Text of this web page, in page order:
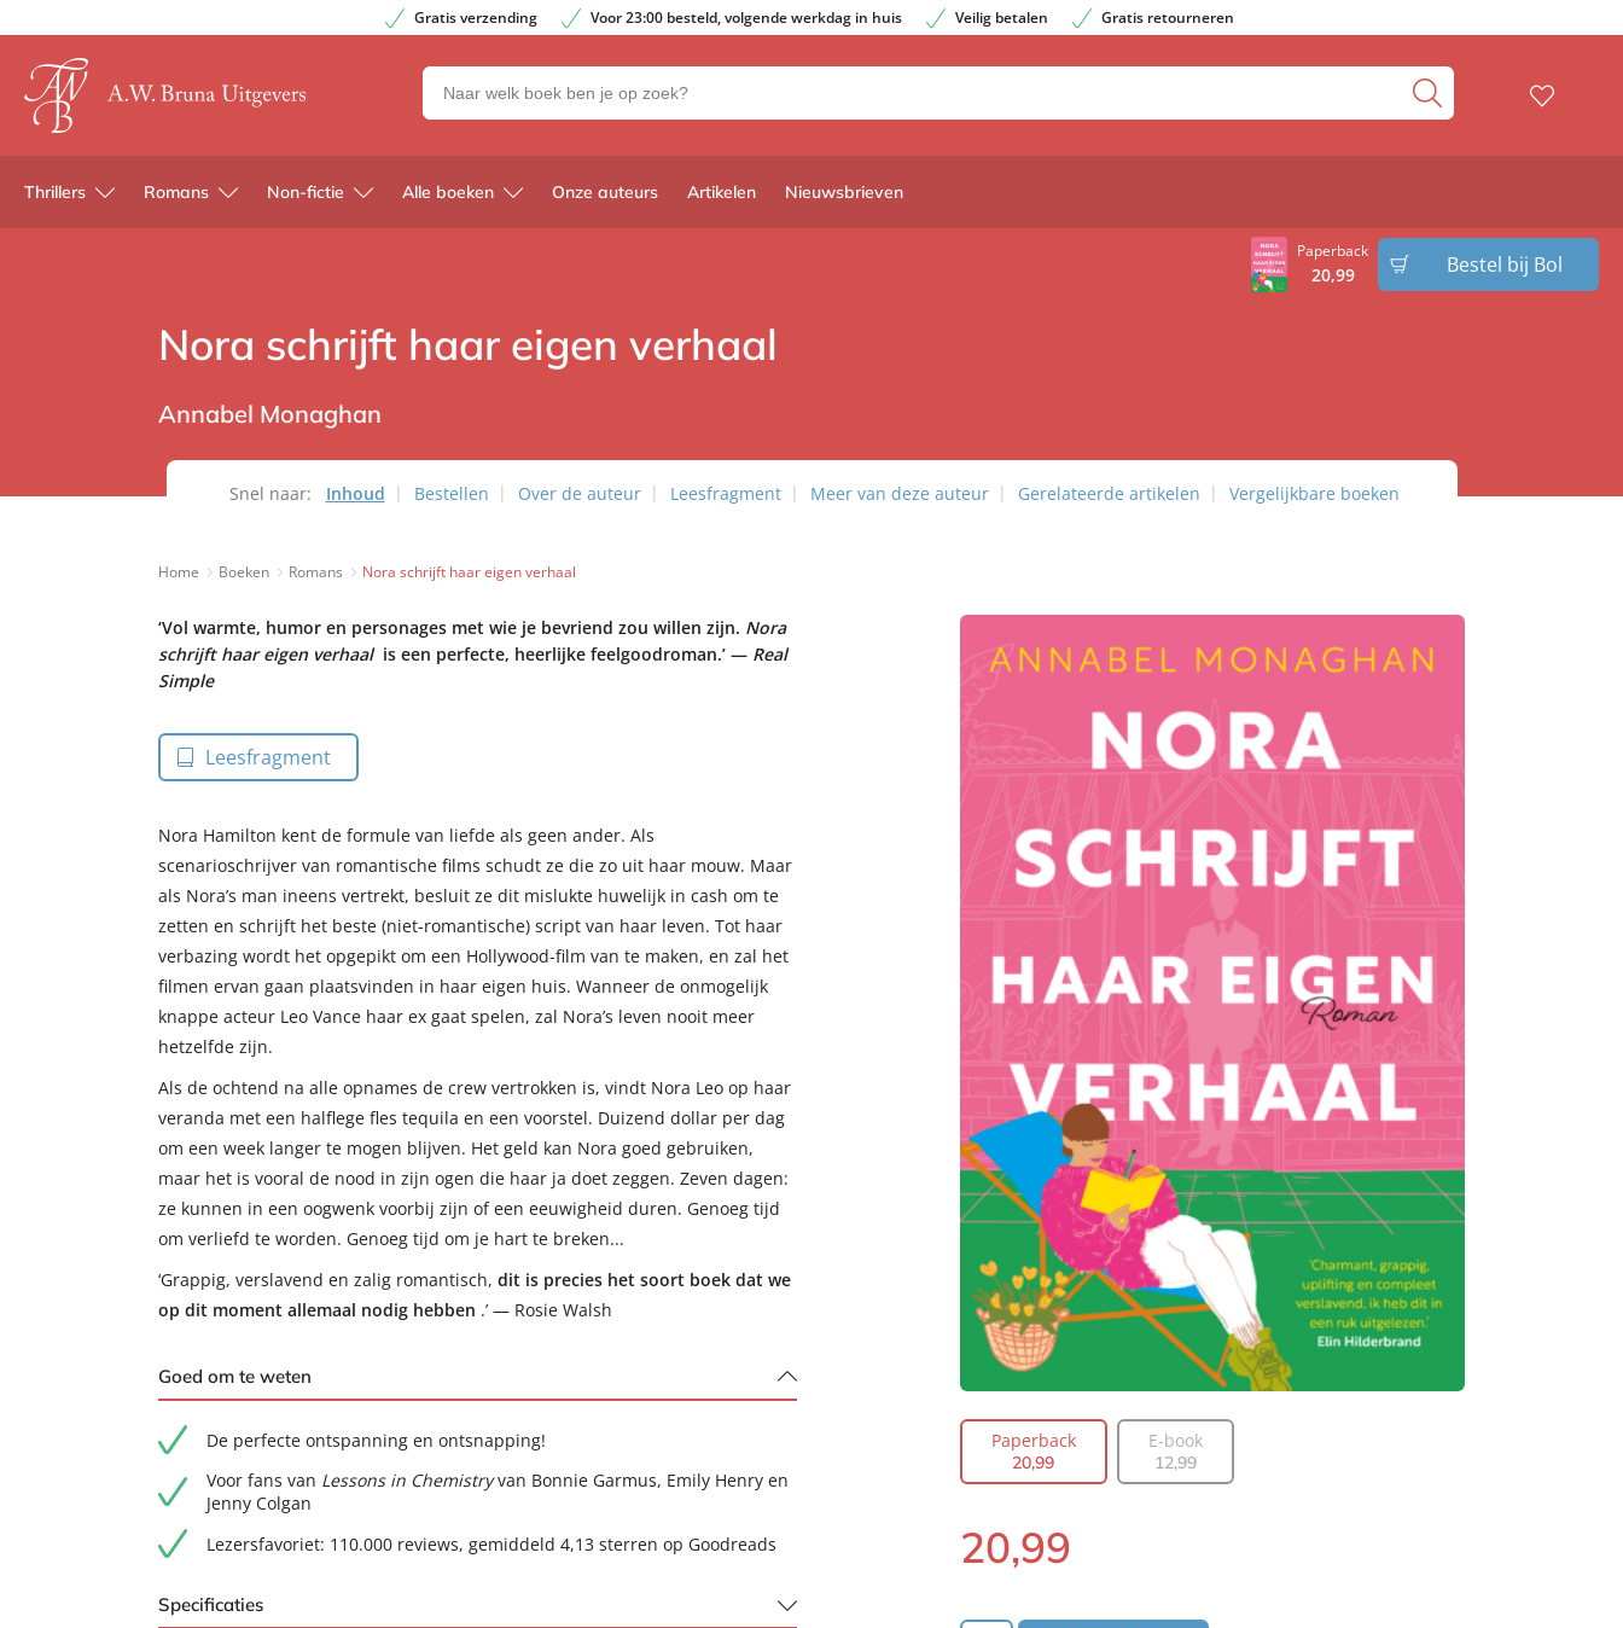
Gratis verzending Voor 23:00 besteld, volgende werkdag in huis Veilig betalen Gratis retourneren
Zoeken
naar
en
uitgevers
Thrillers Romans Non-fictie Alle boeken Onze auteurs Artikelen Nieuwsbrieven
Paperback
20,99 Bestel bij Bol
Nora schrijft haar eigen verhaal
Annabel Monaghan
Snel naar: Inhoud Bestellen Over de auteur Leesfragment Meer van deze auteur Gerelateerde artikelen Vergelijkbare boeken
Home Boeken Romans Nora schrijft haar eigen verhaal
‘Vol warmte, humor en personages met wie je bevriend zou willen zijn. Nora
schrijft haar eigen verhaal is een perfecte, heerlijke feelgoodroman.’ — Real
Simple
Leesfragment
Nora Hamilton kent de formule van liefde als geen ander. Als
scenarioschrijver van romantische films schudt ze die zo uit haar mouw. Maar
als Nora’s man ineens vertrekt, besluit ze dit mislukte huwelijk in cash om te
zetten en schrijft het beste (niet-romantische) script van haar leven. Tot haar
verbazing wordt het opgepikt om een Hollywood-film van te maken, en zal het
filmen ervan gaan plaatsvinden in haar eigen huis. Wanneer de onmogelijk
knappe acteur Leo Vance haar ex gaat spelen, zal Nora’s leven nooit meer
hetzelfde zijn.
Als de ochtend na alle opnames de crew vertrokken is, vindt Nora Leo op haar
veranda met een halflege fles tequila en een voorstel. Duizend dollar per dag
om een week langer te mogen blijven. Het geld kan Nora goed gebruiken,
maar het is vooral de nood in zijn ogen die haar ja doet zeggen. Zeven dagen:
ze kunnen in een oogwenk voorbij zijn of een eeuwigheid duren. Genoeg tijd
om verliefd te worden. Genoeg tijd om je hart te breken...
‘Grappig, verslavend en zalig romantisch, dit is precies het soort boek dat we
op dit moment allemaal nodig hebben .’ — Rosie Walsh
Goed om te weten
De perfecte ontspanning en ontsnapping!
Voor fans van Lessons in Chemistryvan Bonnie Garmus, Emily Henry en
Jenny Colgan
Lezersfavoriet: 110.000 reviews, gemiddeld 4,13 sterren op Goodreads
Specificaties
Paperback
20,99
E-book
12,99
Paperback:
20,99